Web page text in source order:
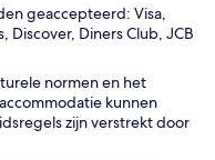
geaccepteerd: Visa,
Discover, Diners Club, JCB
normen en het
kunnen
zijn verstrekt door